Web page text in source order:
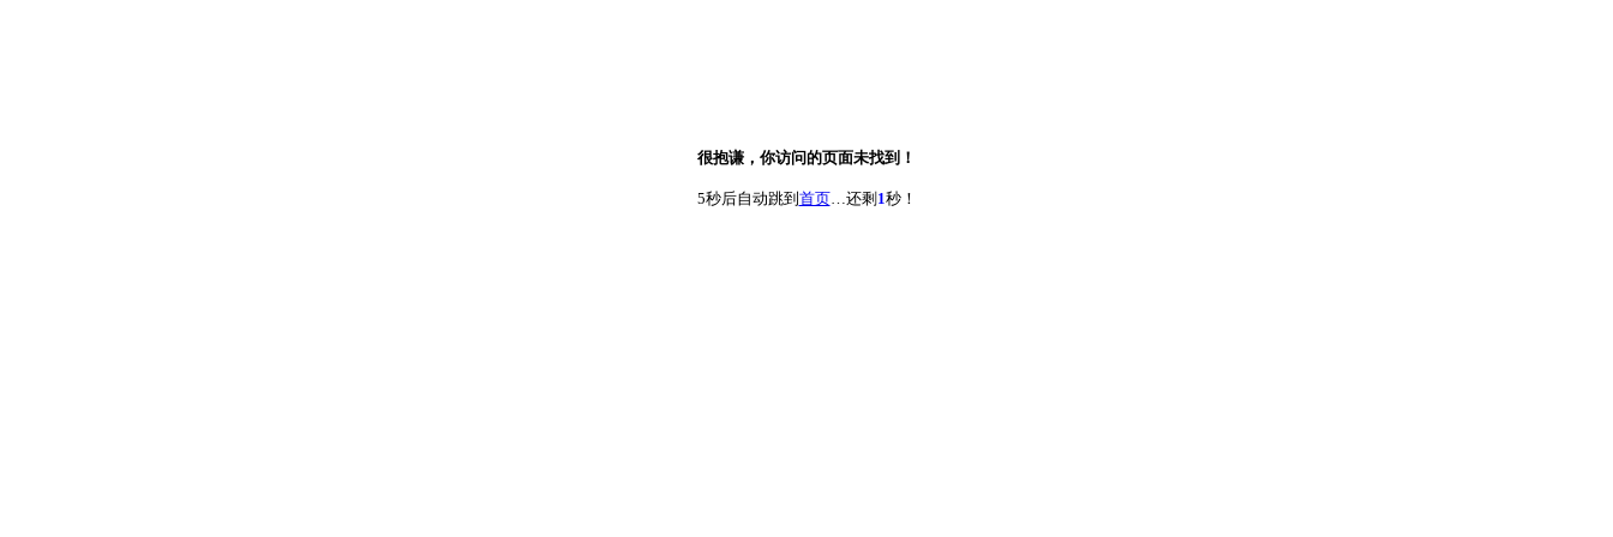
很抱谦，你访问的页面未找到！
5秒后自动跳到 首页…还剩 1秒！